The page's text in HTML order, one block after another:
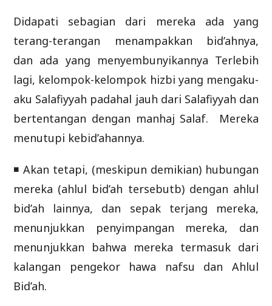
Didapati sebagian dari mereka ada yang
terang-terangan menampakkan bid’ahnya,
dan ada yang menyembunyikannya Terlebih
lagi, kelompok-kelompok hizbi yang mengaku-
aku Salafiyyah padahal jauh dari Salafiyyah dan
bertentangan dengan manhaj Salaf. Mereka
menutupi kebid’ahannya.
◾ Akan tetapi, (meskipun demikian) hubungan
mereka (ahlul bid’ah tersebutb) dengan ahlul
bid’ah lainnya, dan sepak terjang mereka,
menunjukkan penyimpangan mereka, dan
menunjukkan bahwa mereka termasuk dari
kalangan pengekor hawa nafsu dan Ahlul
Bid’ah.